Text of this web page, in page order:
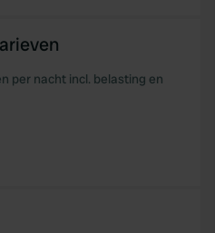
per nacht incl. belasting en